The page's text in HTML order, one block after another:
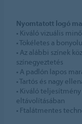
Nyomtatott logó
• Kiváló vizuális
• Tökéletes a
• Az alábbi színek
színegyeztetés
• A padlón lapos
• Tartós és nagy
• Kiváló
eltávolításában
• Ftalátmentes